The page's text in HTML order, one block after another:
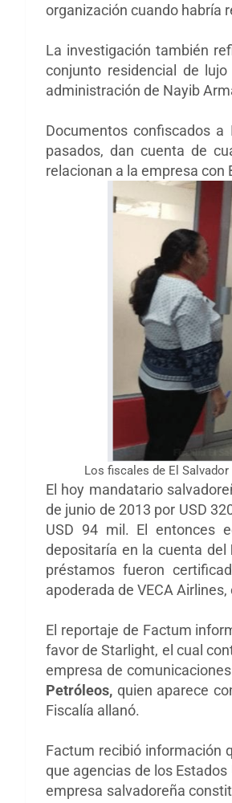
organización cuando habría
La investigación también
conjunto residencial de
administración de Nayib
Documentos confiscados
pasados, dan cuenta de
relacionan a la empresa con
Los fiscales de El
El hoy mandatario
de junio de 2013 por USD
USD 94 mil. El entonces
depositaría en la cuenta del
préstamos fueron
apoderada de VECA
El reportaje de Factum
favor de Starlight, el cual
empresa de
Petróleos, quien aparece
Fiscalía allanó.
Factum recibió información
que agencias de los
empresa salvadoreña